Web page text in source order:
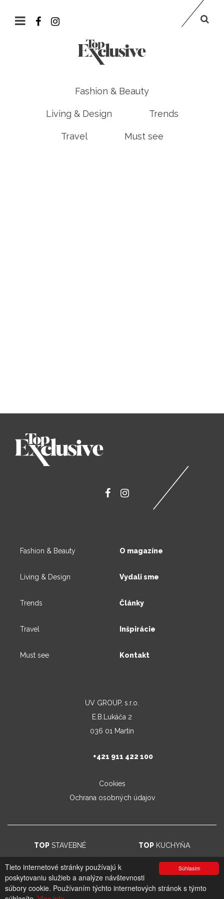
Súhlasím
Tieto internetové stránky používajú k
poskytovaniu služieb a analýze návštevnosti
súbory cookie. Používaním týchto internetových stránok s týmto
Fashion & Beauty
Living & Design Trends
Travel Must see
Fashion & Beauty
Living & Design
Trends
Travel
Must see
O magazíne
Vydali sme
Články
Inšpirácie
Kontakt
UV GROUP, s.r.o.
E.B.Lukáča 2
036 01 Martin
+421 911 422 100
Cookies
Ochrana osobných údajov
TOPSTAVEBNÉ TOP KUCHYŇA
© 2026. UV GROUP s.r.o. | Created by CTS Europe s.r.o.